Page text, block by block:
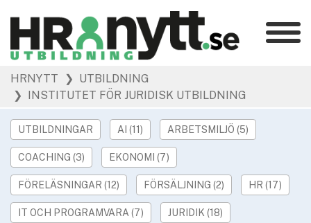
Kategorier
HR Barometer
HR-yrket
Ledarskap
Arbetsmiljö
Rekrytering
Hållbarhet »
Podcast
HRNYTT
❯ UTBILDNING
❯ INSTITUTET FÖR JURIDISK UTBILDNING
UTBILDNINGAR AI (11) ARBETSMILJÖ (5)
COACHING (3) EKONOMI (7)
FÖRELÄSNINGAR (12) FÖRSÄLJNING (2) HR (17)
IT OCH PROGRAMVARA (7) JURIDIK (18)